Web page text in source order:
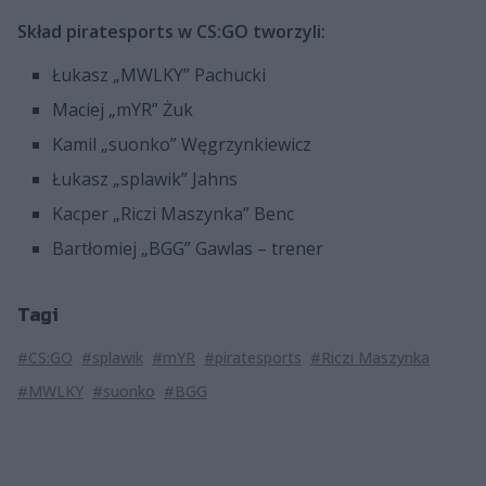
Skład piratesports w CS:GO tworzyli:
Łukasz „MWLKY” Pachucki
Maciej „mYR” Żuk
Kamil „suonko” Węgrzynkiewicz
Łukasz „splawik” Jahns
Kacper „Riczi Maszynka” Benc
Bartłomiej „BGG” Gawlas – trener
Tagi
#CS:GO #splawik #mYR #piratesports #Riczi Maszynka
#MWLKY #suonko #BGG